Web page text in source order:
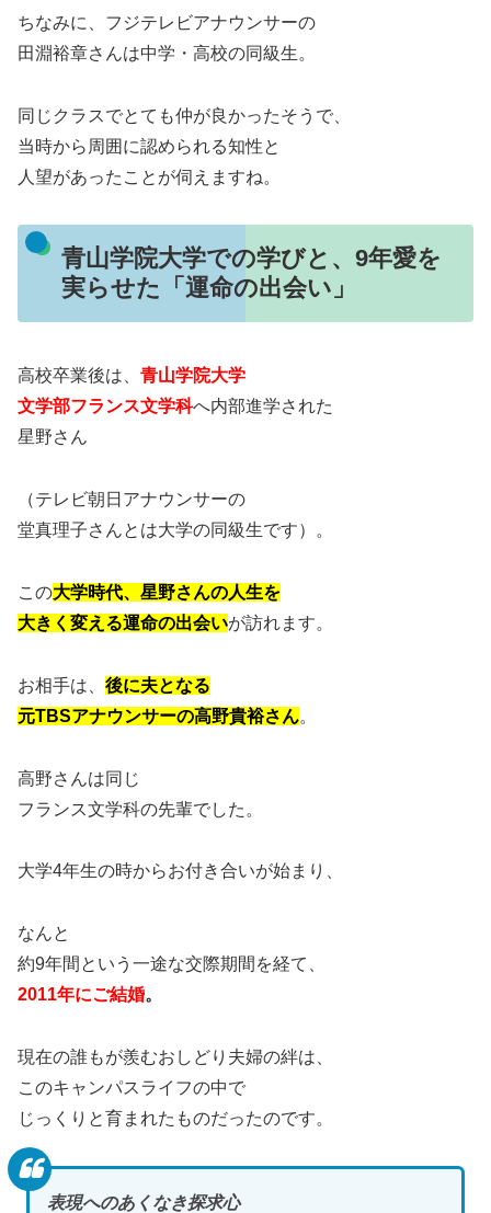
ちなみに、フジテレビアナウンサーの
田淵裕章さんは中学・高校の同級生。
同じクラスでとても仲が良かったそうで、
当時から周囲に認められる知性と
人望があったことが伺えますね。
青山学院大学での学びと、9年愛を
実らせた「運命の出会い」
高校卒業後は、 青山学院大学
文学部フランス文学科へ内部進学された
星野さん
（テレビ朝日アナウンサーの
堂真理子さんとは大学の同級生です）。
この大学時代、星野さんの人生を
大きく変える運命の出会いが訪れます。
お相手は、 後に夫となる
元TBSアナウンサーの高野貴裕さん。
高野さんは同じ
フランス文学科の先輩でした。
大学4年生の時からお付き合いが始まり、
なんと
約9年間という一途な交際期間を経て、
2011年にご結婚。
現在の誰もが羨むおしどり夫婦の絆は、
このキャンパスライフの中で
じっくりと育まれたものだったのです。
表現へのあくなき探求心